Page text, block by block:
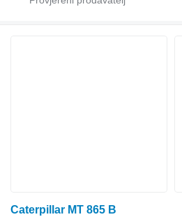
Caterpillar MT 865 B